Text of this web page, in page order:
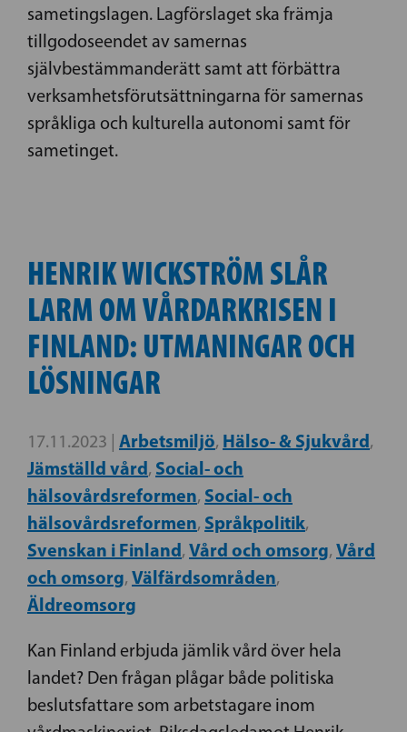
sametingslagen. Lagförslaget ska främja
tillgodoseendet av samernas
självbestämmanderätt samt att förbättra
verksamhetsförutsättningarna för samernas
språkliga och kulturella autonomi samt för
sametinget.
HENRIK WICKSTRÖM SLÅR
LARM OM VÅRDARKRISEN I
FINLAND: UTMANINGAR OCH
LÖSNINGAR
17.11.2023 | Arbetsmiljö, Hälso- & Sjukvård,
Jämställd vård, Social- och
hälsovårdsreformen, Social- och
hälsovårdsreformen, Språkpolitik,
Svenskan i Finland, Vård och omsorg, Vård
och omsorg, Välfärdsområden,
Äldreomsorg
Kan Finland erbjuda jämlik vård över hela
landet? Den frågan plågar både politiska
beslutsfattare som arbetstagare inom